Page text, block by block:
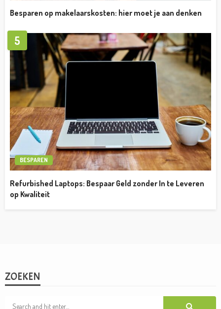
Besparen op makelaarskosten: hier moet je aan denken
5
BESPAREN
Refurbished Laptops: Bespaar Geld zonder In te Leveren
op Kwaliteit
ZOEKEN